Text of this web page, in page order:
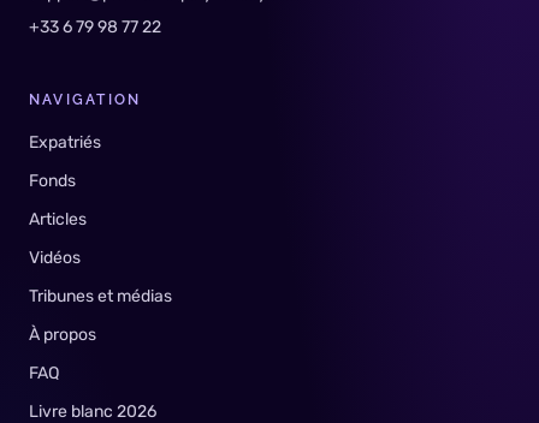
+33 6 79 98 77 22
NAVIGATION
Expatriés
Fonds
Articles
Vidéos
Tribunes et médias
À propos
FAQ
Livre blanc 2026